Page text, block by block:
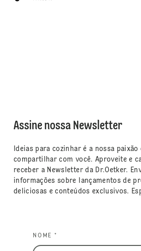
Assine nossa Newsletter
Ideias para cozinhar é a nossa
compartilhar com você. Aproveite e
receber a Newsletter da Dr.Oetker.
informações sobre lançamentos de
deliciosas e conteúdos exclusivos.
NOME *